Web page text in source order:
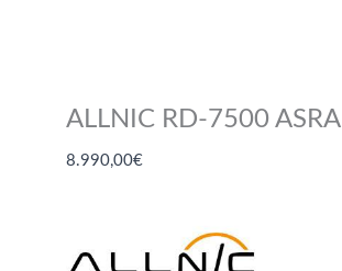
ALLNIC RD-7500 ASRA
8.990,00€